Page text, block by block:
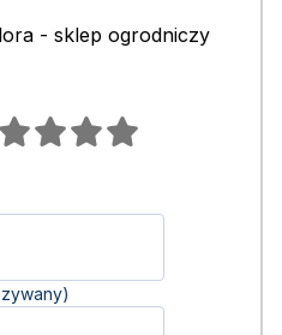
- sklep ogrodniczy